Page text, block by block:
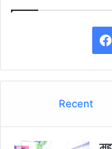
Recent